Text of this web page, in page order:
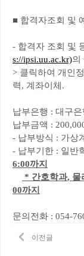
■ 합격자조회 및
- 합격자 조회 및
s://ipsi.uu.ac.kr)의
> 클릭하여 개인
력, 계좌이체 .
납부은행 : 대구은
납부금액 :
- 납부방식 : 가상
- 납부기한 : 일반
6:00까지
* 간호학과, 물
00까지
문의전화 : 054-
이전글